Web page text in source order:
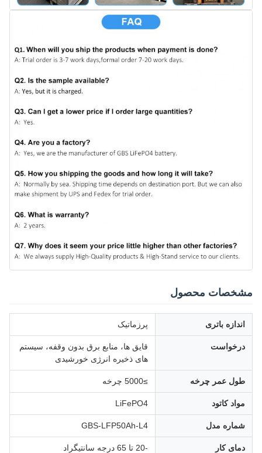
مشخصات محصول
اندازه باتری پرزماتیک
درخواست
قایق ها، منابع برق بدون وقفه، سیستم
های ذخیره انرژی خورشیدی
طول عمر چرخه ≥5000 چرخه
مواد کاتود LiFePO4
شماره مدل GBS-LFP50Ah-L4
دمای کار -20 تا 65 درجه سانتیگراد